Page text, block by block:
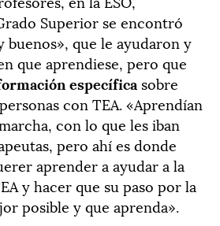
Superior se encontró
buenos», que le ayudaron y
que aprendiese, pero que
específica sobre
con TEA. «Aprendían
con lo que les iban
pero ahí es donde
aprender a ayudar a la
y hacer que su paso por la
posible y que aprenda».